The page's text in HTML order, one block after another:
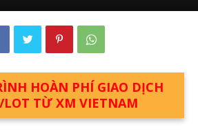
HOÀN PHÍ GIAO DỊCH
LOT TỪ XM VIETNAM